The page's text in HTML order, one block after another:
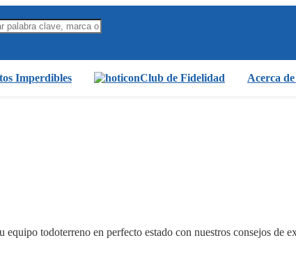
Imperdibles Club de Fidelidad Acerca
todoterreno en perfecto estado con nuestros consejos de